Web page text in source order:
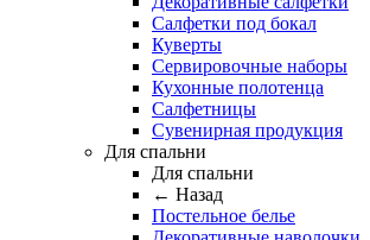
Салфетки под бокал
Куверты
Сервировочные наборы
Кухонные полотенца
Салфетницы
Сувенирная продукция
Для спальни
Для спальни
← Назад
Постельное белье